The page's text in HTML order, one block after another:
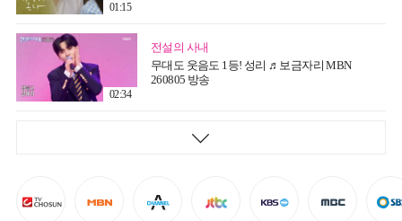
01:15
전설의 사내
무대도 웃음도 1등! 성리 ♬보금자리 MBN
260805 방송
02:34